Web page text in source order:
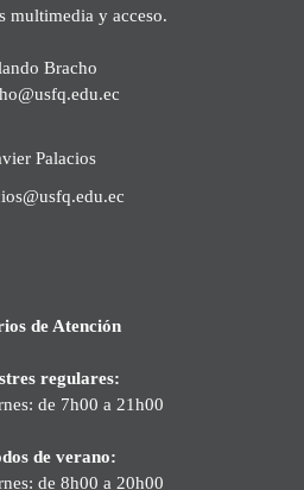
multimedia y acceso.
Bracho
Palacios
de Atención
regulares:
de 7h00 a 21h00
de verano:
de 8h00 a 20h00